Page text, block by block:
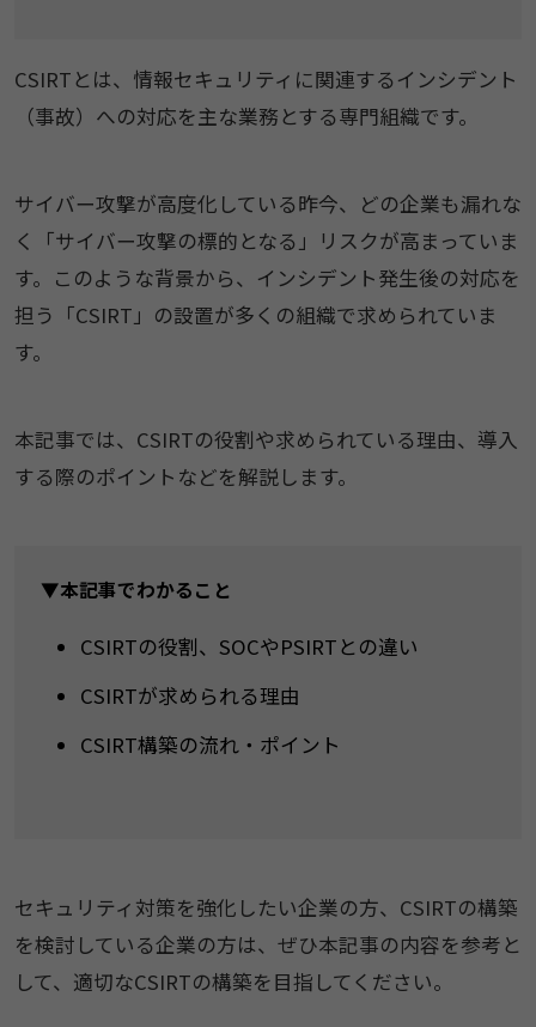
CSIRTとは、情報セキュリティに関連するインシデント
（事故）への対応を主な業務とする専門組織です。
サイバー攻撃が高度化している昨今、どの企業も漏れな
く「サイバー攻撃の標的となる」リスクが高まっていま
す。このような背景から、インシデント発生後の対応を
担う「CSIRT」の設置が多くの組織で求められていま
す。
本記事では、CSIRTの役割や求められている理由、導入
する際のポイントなどを解説します。
▼本記事でわかること
CSIRTの役割、SOCやPSIRTとの違い
CSIRTが求められる理由
CSIRT構築の流れ・ポイント
セキュリティ対策を強化したい企業の方、CSIRTの構築
を検討している企業の方は、ぜひ本記事の内容を参考と
して、適切なCSIRTの構築を目指してください。